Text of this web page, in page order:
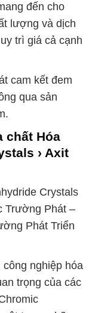
đến cho
lượng và dịch
trì giá cả cạnh
cam kết đem
qua sản
chất Hóa
› Axit
Crystals
Trường Phát –
Phát Triển
nghiệp hóa
trọng của các